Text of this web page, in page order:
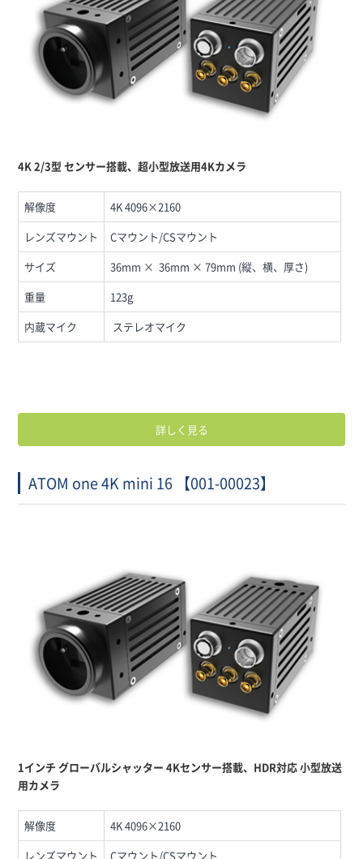
4K 2/3型 センサー搭載、超小型放送用4Kカメラ
解像度
4K 4096×2160
レンズマウント
Cマウント/CSマウント
サイズ
36mm × 36mm × 79mm (縦、横、厚さ)
重量
123g
内蔵マイク
ステレオマイク
詳しく見る
ATOM one 4K mini 16 【001-00023】
1インチ グローバルシャッター 4Kセンサー搭載、HDR対応 小型放送
用カメラ
解像度
4K 4096×2160
レンズマウント
Cマウント/CSマウント